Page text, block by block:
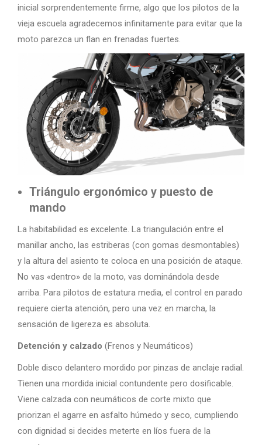
inicial sorprendentemente firme, algo que los pilotos de la
vieja escuela agradecemos infinitamente para evitar que la
moto parezca un flan en frenadas fuertes.
Triángulo ergonómico y puesto de
mando
La habitabilidad es excelente. La triangulación entre el
manillar ancho, las estriberas (con gomas desmontables)
y la altura del asiento te coloca en una posición de ataque.
No vas «dentro» de la moto, vas dominándola desde
arriba. Para pilotos de estatura media, el control en parado
requiere cierta atención, pero una vez en marcha, la
sensación de ligereza es absoluta.
Detención y calzado (Frenos y Neumáticos)
Doble disco delantero mordido por pinzas de anclaje radial.
Tienen una mordida inicial contundente pero dosificable.
Viene calzada con neumáticos de corte mixto que
priorizan el agarre en asfalto húmedo y seco, cumpliendo
con dignidad si decides meterte en líos fuera de la